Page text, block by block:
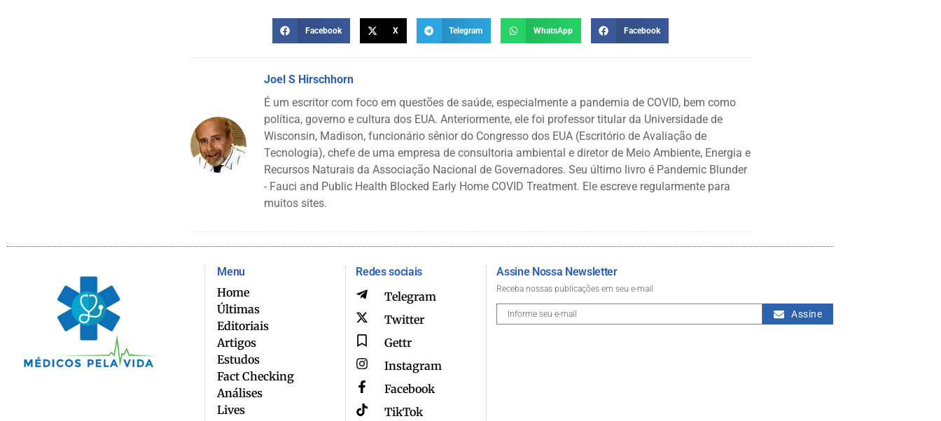
Facebook X Telegram WhatsApp Facebook
Joel S Hirschhorn
É um escritor com foco em questões de saúde, especialmente a pandemia de COVID, bem como
política, governo e cultura dos EUA. Anteriormente, ele foi professor titular da Universidade de
Wisconsin, Madison, funcionário sênior do Congresso dos EUA (Escritório de Avaliação de
Tecnologia), chefe de uma empresa de consultoria ambiental e diretor de Meio Ambiente, Energia e
Recursos Naturais da Associação Nacional de Governadores. Seu último livro é Pandemic Blunder
- Fauci and Public Health Blocked Early Home COVID Treatment. Ele escreve regularmente para
muitos sites.
Menu
Home
Últimas
Editoriais
Artigos
Estudos
Fact Checking
Análises
Lives
Redes sociais
Telegram
Twitter
Gettr
Instagram
Facebook
TikTok
Assine Nossa Newsletter
Receba nossas publicações em seu e-mail
Assine